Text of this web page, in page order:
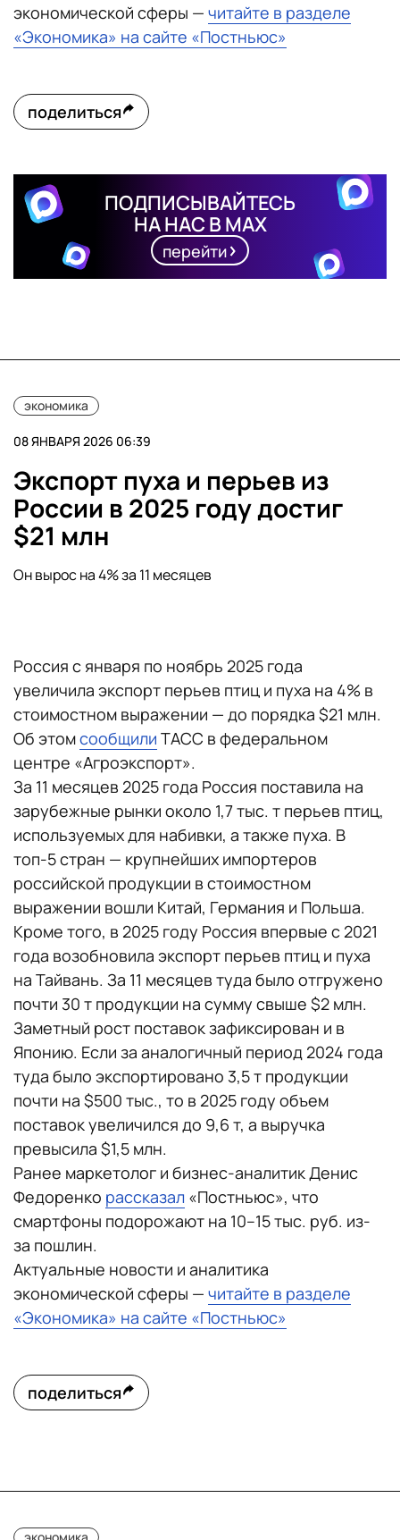
экономической сферы — читайте в разделе
«Экономика» на сайте «Постньюс»
поделиться
ПОДПИСЫВАЙТЕСЬ
НА НАС В MAX
перейти
экономика
08 ЯНВАРЯ 2026 06:39
Экспорт пуха и перьев из
России в 2025 году достиг
$21 млн
Он вырос на 4% за 11 месяцев
Россия с января по ноябрь 2025 года
увеличила экспорт перьев птиц и пуха на 4% в
стоимостном выражении — до порядка $21 млн.
Об этомсообщили ТАСС в федеральном
центре «Агроэкспорт».
За 11 месяцев 2025 года Россия поставила на
зарубежные рынки около 1,7 тыс. т перьев птиц,
используемых для набивки, а также пуха. В
топ-5 стран — крупнейших импортеров
российской продукции в стоимостном
выражении вошли Китай, Германия и Польша.
Кроме того, в 2025 году Россия впервые с 2021
года возобновила экспорт перьев птиц и пуха
на Тайвань. За 11 месяцев туда было отгружено
почти 30 т продукции на сумму свыше $2 млн.
Заметный рост поставок зафиксирован и в
Японию. Если за аналогичный период 2024 года
туда было экспортировано 3,5 т продукции
почти на $500 тыс., то в 2025 году объем
поставок увеличился до 9,6 т, а выручка
превысила $1,5 млн.
Ранее маркетолог и бизнес-аналитик Денис
Федоренко рассказал «Постньюс», что
смартфоны подорожают на 10–15 тыс. руб. из-
за пошлин.
Актуальные новости и аналитика
экономической сферы — читайте в разделе
«Экономика» на сайте «Постньюс»
поделиться